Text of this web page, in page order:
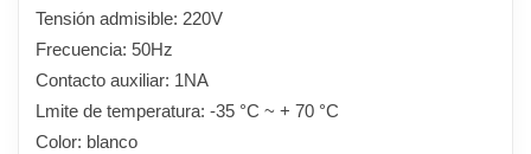
Tensión admisible: 220V
Frecuencia: 50Hz
Contacto auxiliar: 1NA
Lmite de temperatura: -35 °C ~ + 70 °C
Color: blanco